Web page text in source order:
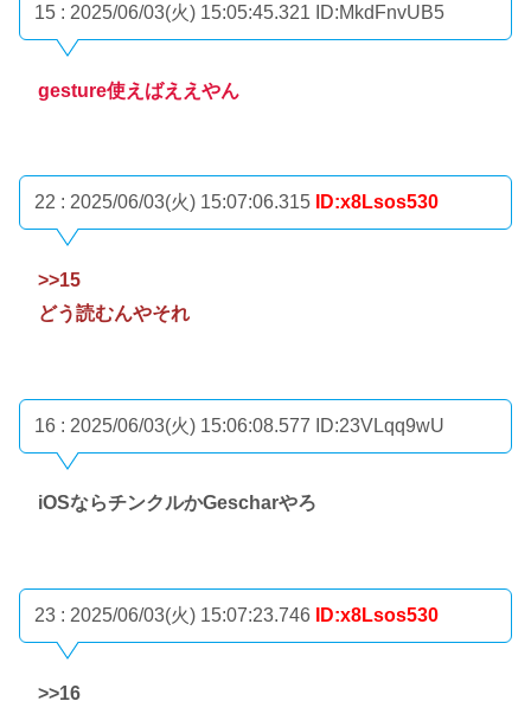
15 : 2025/06/03(火) 15:05:45.321 ID:MkdFnvUB5
gesture使えばええやん
22 : 2025/06/03(火) 15:07:06.315 ID:x8Lsos530
>>15
どう読むんやそれ
16 : 2025/06/03(火) 15:06:08.577 ID:23VLqq9wU
iOSならチンクルかGescharやろ
23 : 2025/06/03(火) 15:07:23.746 ID:x8Lsos530
>>16